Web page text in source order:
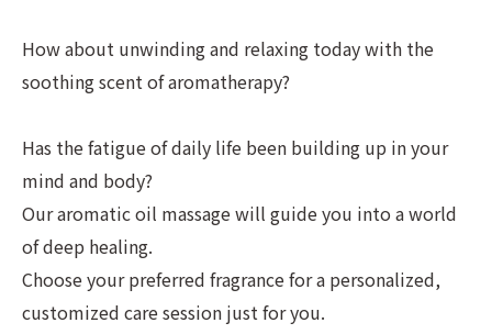
How about unwinding and relaxing today with the
soothing scent of aromatherapy?
Has the fatigue of daily life been building up in your
mind and body?
Our aromatic oil massage will guide you into a world
of deep healing.
Choose your preferred fragrance for a personalized,
customized care session just for you.